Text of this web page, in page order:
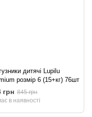
дитячі Lupilu
розмір 6 (15+кг) 76шт
грн 845 грн
в наявності